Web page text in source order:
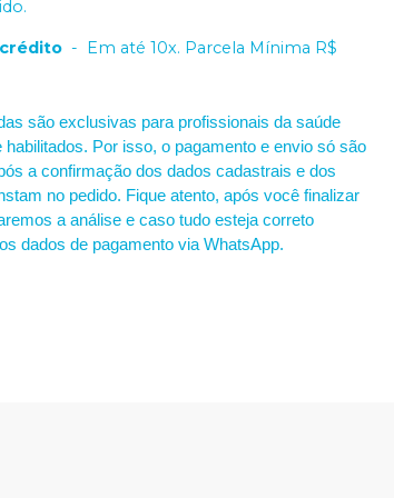
- Em até 10x. Parcela Mínima R$
são exclusivas para profissionais da saúde
habilitados. Por isso, o pagamento e envio só são
a confirmação dos dados cadastrais e dos
no pedido. Fique atento, após você finalizar
a análise e caso tudo esteja correto
dados de pagamento via WhatsApp.